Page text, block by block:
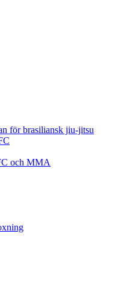
för brasiliansk jiu-jitsu
och MMA